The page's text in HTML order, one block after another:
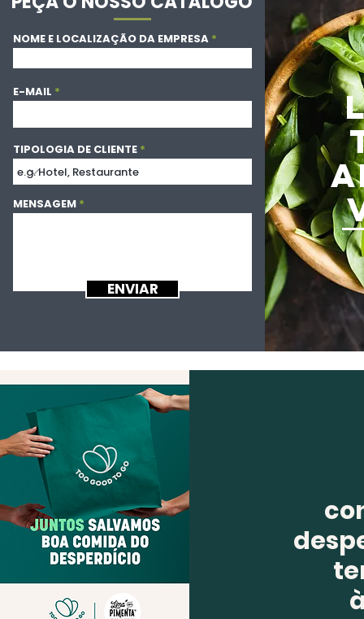
NOME E LOCALIZAÇÃO DA EMPRESA
E-MAIL
TIPOLOGIA DE CLIENTE
MENSAGEM
ENVIAR